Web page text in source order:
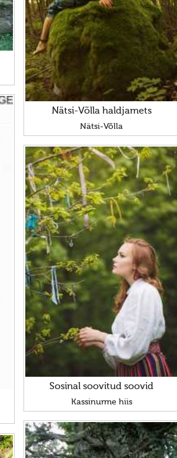
Nätsi-Võlla haldjamets
Nätsi-Võlla
Sosinal soovitud soovid
Kassinurme hiis